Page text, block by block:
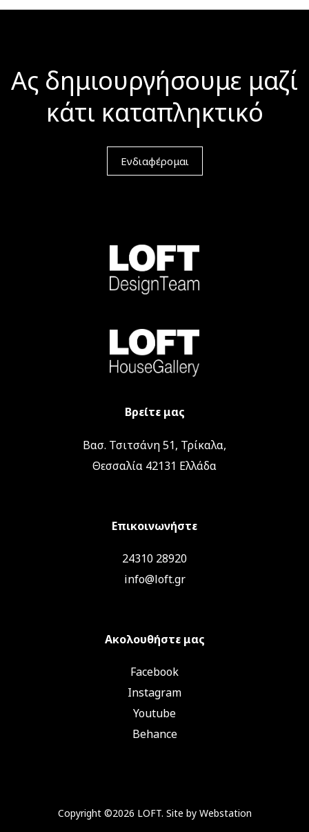
Ας δημιουργήσουμε μαζί
κάτι καταπληκτικό
Ενδιαφέρομαι
Βρείτε μας
Βασ. Τσιτσάνη 51, Τρίκαλα,
Θεσσαλία 42131 Ελλάδα
Επικοινωνήστε
24310 28920
info@loft.gr
Ακολουθήστε μας
Facebook
Instagram
Youtube
Behance
Copyright ©2026 LOFT. Site by Webstation